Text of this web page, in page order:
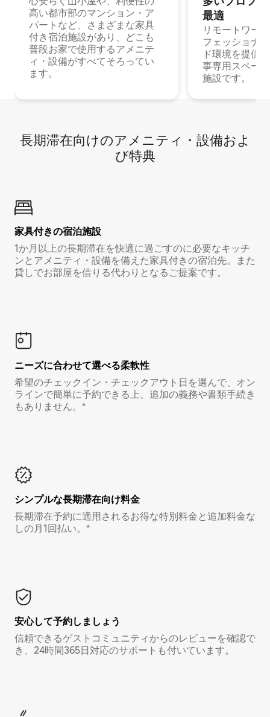
高い都市部のマンション・ア
パートなど、さまざまな家具
付き宿泊施設があり、どこも
普段お家で使用するアメニテ
ィ・設備がすべてそろってい
ます。
最⁠適
リモートワー
フェッショナ
ド環境を提供
事専用スペー
施設です。
長期滞在向け⁠のア⁠メ⁠ニ⁠テ⁠ィ⁠・設⁠備⁠およ
び特⁠典
家具付き⁠の宿⁠泊⁠施⁠設
1か月以上の長期滞在を快適に過ごすのに必要なキッチ
ンとアメニティ・設備を備えた家具付きの宿泊先。また
貸しでお部屋を借りる代わりとなるご提案です。
ニーズに合わせて選べる柔軟性
希望のチェックイン・チェックアウト日を選んで、オン
ラインで簡単に予約できる上、追加の義務や書類手続き
もありません。*
シンプルな長期滞在向け料金
長期滞在予約に適用されるお得な特別料金と追加料金な
しの月1回払い。*
安心して予約しましょう
信頼できるゲストコミュニティからのレビューを確認で
き、24時間365日対応のサポートも付いています。